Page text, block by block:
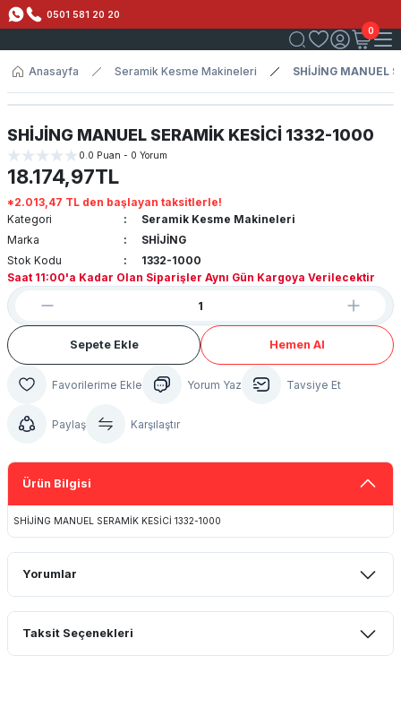
0501 581 20 20
0
Anasayfa Seramik Kesme Makineleri SHİJİNG MANUEL
SHİJİNG MANUEL SERAMİK KESİCİ 1332-1000
0.0 Puan - 0 Yorum
18.174,97TL
*2.013,47 TL den başlayan taksitlerle!
Kategori
Seramik Kesme Makineleri
Marka
SHİJİNG
Stok Kodu
1332-1000
Saat 11:00'a Kadar Olan Siparişler Aynı Gün Kargoya Verilecektir
Sepete Ekle Hemen Al
Yorum Yaz Tavsiye Et
Paylaş Karşılaştır
Ürün Bilgisi
SHİJİNG MANUEL SERAMİK KESİCİ 1332-1000
Yorumlar
Bu ürüne ilk yorumu siz yapın!
Taksit Seçenekleri